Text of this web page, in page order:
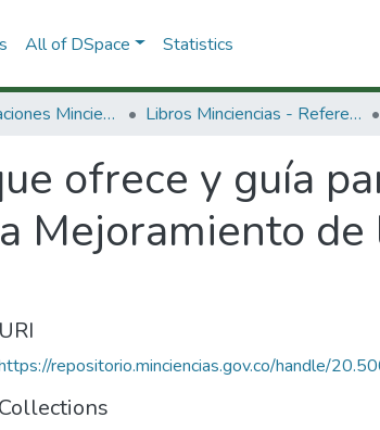
All of DSpace Statistics
3.2.2. Publicaciones Minciencias Libros Minciencias - Referenciales
ofrece y guía
Mejoramiento de
URI
repositorio.minciencias.gov.co/handle/
Collections